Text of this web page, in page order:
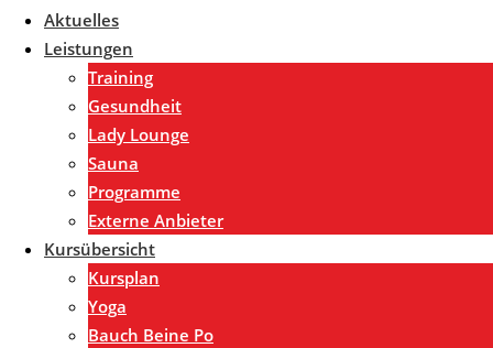
Aktuelles
Leistungen
Training
Gesundheit
Lady Lounge
Sauna
Programme
Externe Anbieter
Kursübersicht
Kursplan
Yoga
Bauch Beine Po